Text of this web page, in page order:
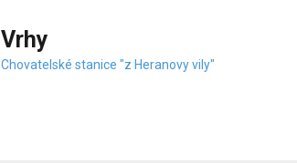
Vrhy
Chovatelské stanice "z Heranovy vily"